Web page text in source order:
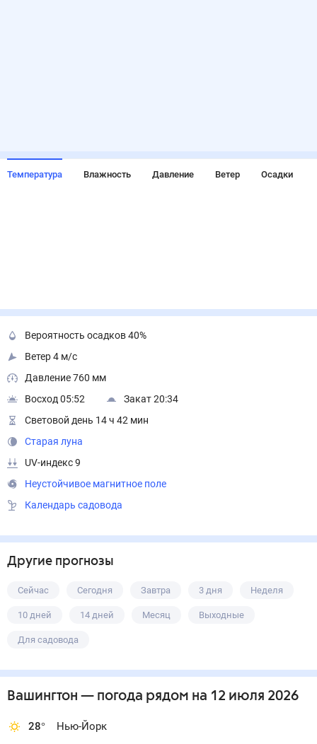
Температура Влажность Давление Ветер Осадки
Вероятность осадков 40%
Ветер 4 м/с
Давление 760 мм
Восход 05:52
Закат 20:34
Световой день 14 ч 42 мин
Старая луна
UV-индекс 9
Неустойчивое магнитное поле
Календарь садовода
Другие прогнозы
Сейчас Сегодня Завтра 3 дня Неделя
10 дней 14 дней Месяц Выходные
Для садовода
Вашингтон — погода рядом на 12 июля 2026
28° Нью-Йорк